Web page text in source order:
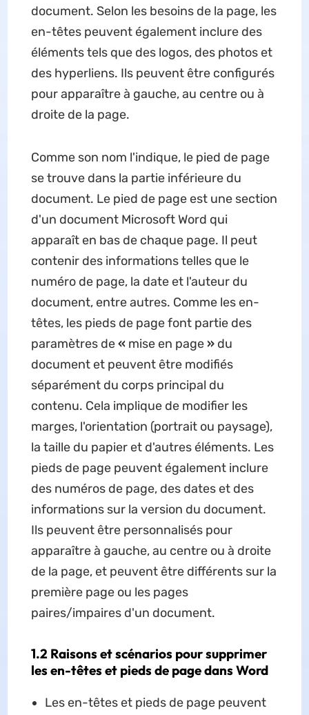
document. Selon les besoins de la page, les
en-têtes peuvent également inclure des
éléments tels que des logos, des photos et
des hyperliens. Ils peuvent être configurés
pour apparaître à gauche, au centre ou à
droite de la page.
Comme son nom l'indique, le pied de page
se trouve dans la partie inférieure du
document. Le pied de page est une section
d'un document Microsoft Word qui
apparaît en bas de chaque page. Il peut
contenir des informations telles que le
numéro de page, la date et l'auteur du
document, entre autres. Comme les en-
têtes, les pieds de page font partie des
paramètres de« mise en page » du
document et peuvent être modifiés
séparément du corps principal du
contenu. Cela implique de modifier les
marges, l'orientation (portrait ou paysage),
la taille du papier et d'autres éléments. Les
pieds de page peuvent également inclure
des numéros de page, des dates et des
informations sur la version du document.
Ils peuvent être personnalisés pour
apparaître à gauche, au centre ou à droite
de la page, et peuvent être différents sur la
première page ou les pages
paires/impaires d'un document.
1.2 Raisons et scénarios pour supprimer
les en-têtes et pieds de page dans Word
Les en-têtes et pieds de page peuvent